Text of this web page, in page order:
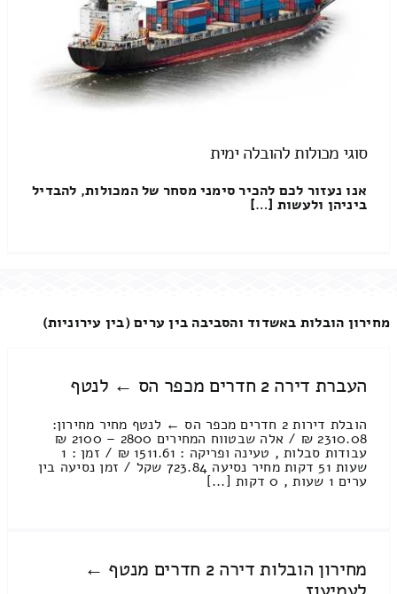
סוגי מכולות להובלה ימית
אנו נעזור לכם להכיר סימני מסחר של המכולות, להבדיל
ביניהן ולעשות […]
מחירון הובלות באשדוד והסביבה בין ערים (בין עירוניות)
העברת דירה 2 חדרים מכפר הס ← לנטף
הובלת דירות 2 חדרים מכפר הס ← לנטף מחיר מחירון:
2310.08 ₪ / אלה שבטווח המחירים 2800 – 2100 ₪
עבודות סבלות , טעינה ופריקה : 1511.61 ₪ / זמן : 1
שעות 51 דקות מחיר נסיעה 723.84 שקל / זמן נסיעה בין
ערים 1 שעות , 0 דקות [...]
מחירון הובלות דירה 2 חדרים מנטף ←